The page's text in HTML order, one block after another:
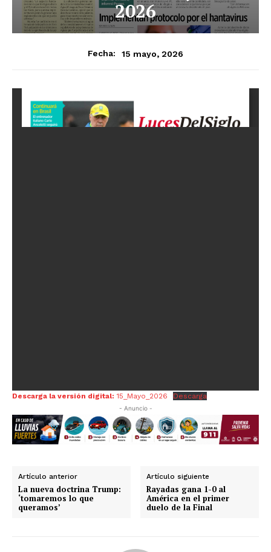
2026
Fecha: 15 mayo, 2026
Descarga la versión digital: 15_Mayo_2026 Descarga
- Anuncio -
Artículo anterior
La nueva doctrina Trump:
‘tomaremos lo que
queramos’
Artículo siguiente
Rayadas gana 1-0 al
América en el primer
duelo de la Final